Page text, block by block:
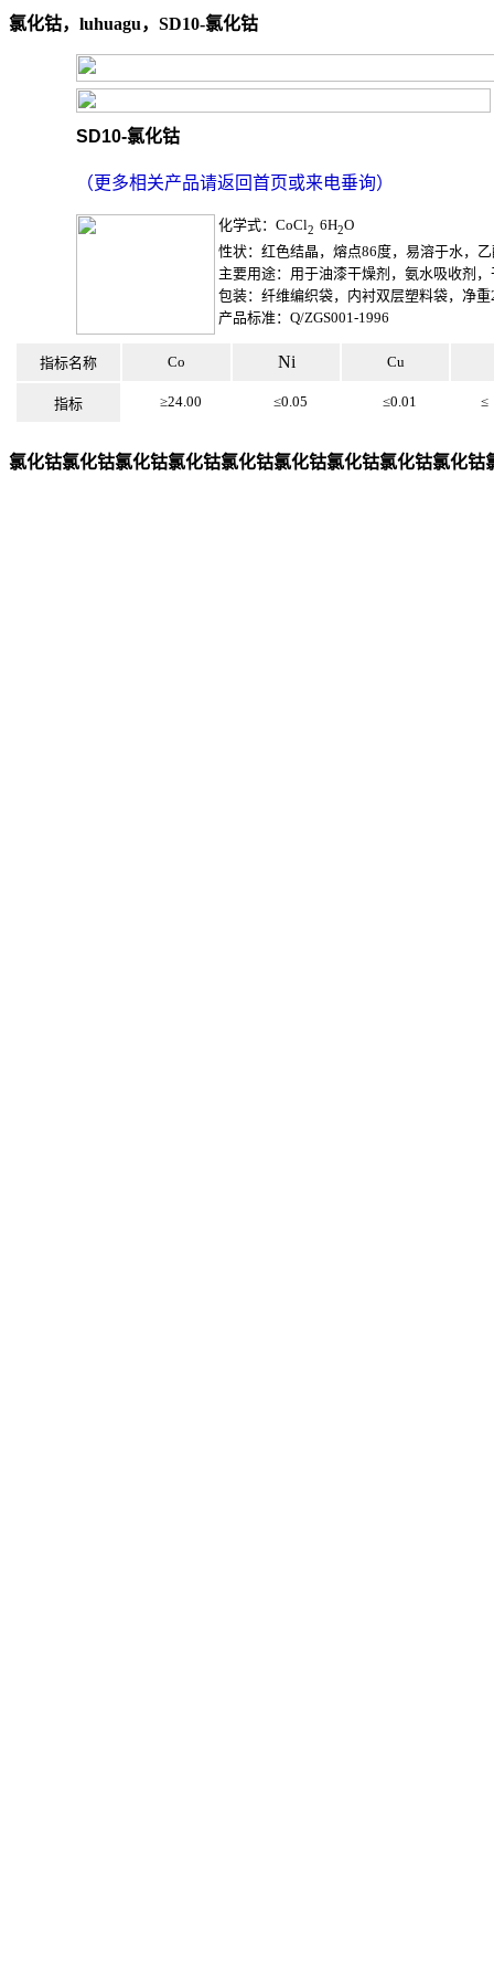
氯化钴，luhuagu，SD10-氯化钴
SD10-氯化钴
（更多相关产品请返回首页或来电垂询）
化学式：CoCl2 6H2O
性状：红色结晶，熔点86度，易溶于水，
主要用途：用于油漆干燥剂，氨水吸收剂
包装：纤维编织袋，内衬双层塑料袋，净重
产品标准：Q/ZGS001-1996
指标名称 Co Ni Cu
指标 ≥24.00 ≤0.05 ≤0.01 ≤
氯化钴氯化钴氯化钴氯化钴氯化钴氯化钴氯化钴氯化钴氯化钴